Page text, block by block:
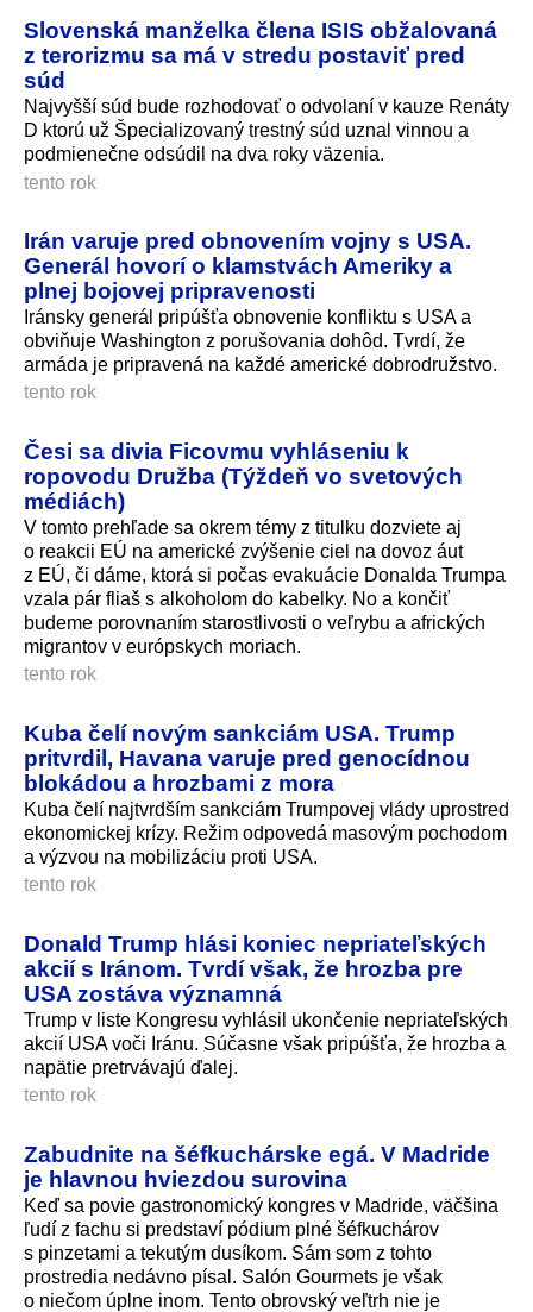
Slovenská manželka člena ISIS obžalovaná
z terorizmu sa má v stredu postaviť pred
súd
Najvyšší súd bude rozhodovať o odvolaní v kauze Renáty
D ktorú už Špecializovaný trestný súd uznal vinnou a
podmienečne odsúdil na dva roky väzenia.
tento rok
Irán varuje pred obnovením vojny s USA.
Generál hovorí o klamstvách Ameriky a
plnej bojovej pripravenosti
Iránsky generál pripúšťa obnovenie konfliktu s USA a
obviňuje Washington z porušovania dohôd. Tvrdí, že
armáda je pripravená na každé americké dobrodružstvo.
tento rok
Česi sa divia Ficovmu vyhláseniu k
ropovodu Družba (Týždeň vo svetových
médiách)
V tomto prehľade sa okrem témy z titulku dozviete aj
o reakcii EÚ na americké zvýšenie ciel na dovoz áut
z EÚ, či dáme, ktorá si počas evakuácie Donalda Trumpa
vzala pár fliaš s alkoholom do kabelky. No a končiť
budeme porovnaním starostlivosti o veľrybu a afrických
migrantov v európskych moriach.
tento rok
Kuba čelí novým sankciám USA. Trump
pritvrdil, Havana varuje pred genocídnou
blokádou a hrozbami z mora
Kuba čelí najtvrdším sankciám Trumpovej vlády uprostred
ekonomickej krízy. Režim odpovedá masovým pochodom
a výzvou na mobilizáciu proti USA.
tento rok
Donald Trump hlási koniec nepriateľských
akcií s Iránom. Tvrdí však, že hrozba pre
USA zostáva významná
Trump v liste Kongresu vyhlásil ukončenie nepriateľských
akcií USA voči Iránu. Súčasne však pripúšťa, že hrozba a
napätie pretrvávajú ďalej.
tento rok
Zabudnite na šéfkuchárske egá. V Madride
je hlavnou hviezdou surovina
Keď sa povie gastronomický kongres v Madride, väčšina
ľudí z fachu si predstaví pódium plné šéfkuchárov
s pinzetami a tekutým dusíkom. Sám som z tohto
prostredia nedávno písal. Salón Gourmets je však
o niečom úplne inom. Tento obrovský veľtrh nie je